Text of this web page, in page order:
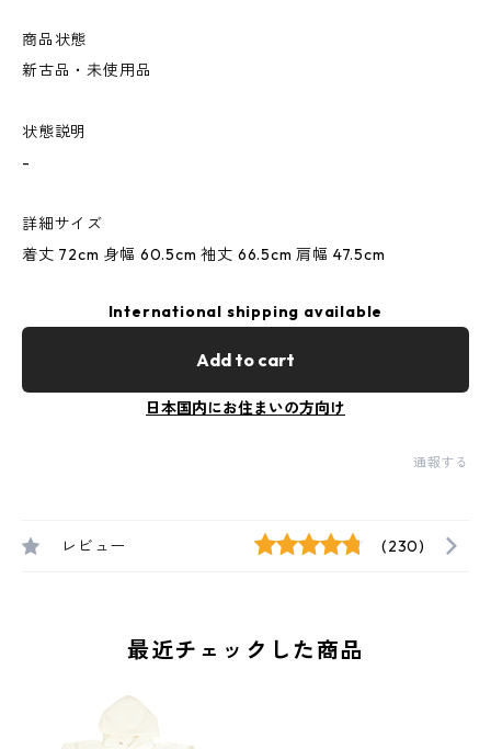
商品状態
新古品・未使用品
状態説明
-
詳細サイズ
着丈 72cm 身幅 60.5cm 袖丈 66.5cm 肩幅 47.5cm
International shipping available
Add to cart
日本国内にお住まいの方向け
通報する
レビュー (230)
最近チェックした商品